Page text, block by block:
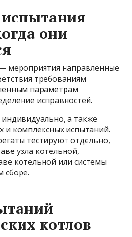
они
мероприятия направленные
требованиям
параметрам
исправностей.
а также
и комплексных испытаний.
тестируют отдельно,
узла котельной,
котельной или системы
сборе.
котлов